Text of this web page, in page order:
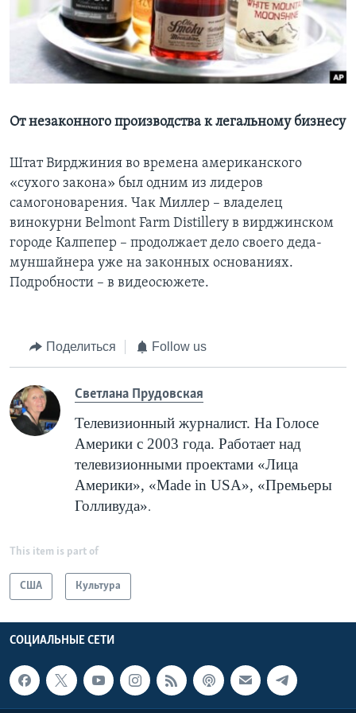
Learning English
СОЦИАЛЬНЫЕ СЕТИ
От незаконного производства к легальному бизнесу
Штат Вирджиния во времена американского
«сухого закона» был одним из лидеров
самогоноварения. Чак Миллер – владелец
винокурни Belmont Farm Distillery в вирджинском
городе Калпепер – продолжает дело своего деда-
муншайнера уже на законных основаниях.
Подробности – в видеосюжете.
Поделиться Follow us
Cветлана Прудовская
Телевизионный журналист. На Голосе
Америки с 2003 года. Работает над
телевизионными проектами «Лица
Америки», «Made in USA», «Премьеры
Голливуда».
This item is part of
США Культура
СОЦИАЛЬНЫЕ СЕТИ